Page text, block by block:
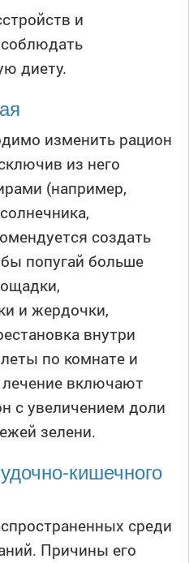
и
диету.
изменить рацион
из него
(например,
создать
попугай больше
и жердочки,
внутри
по комнате и
включают
с увеличением доли
зелени.
кишечного
среди
Причины его